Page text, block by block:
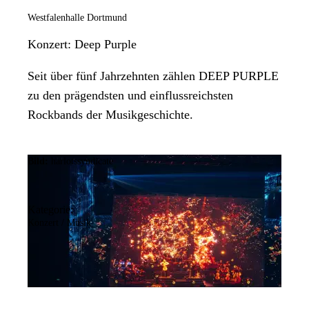
Westfalenhalle Dortmund
Konzert: Deep Purple
Seit über fünf Jahrzehnten zählen DEEP PURPLE
zu den prägendsten und einflussreichsten
Rockbands der Musikgeschichte.
harlotssyndicate
Kategorie:
Konzert / Musik